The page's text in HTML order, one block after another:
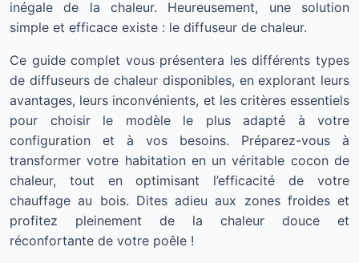
inégale de la chaleur. Heureusement, une solution
simple et efficace existe : le diffuseur de chaleur.
Ce guide complet vous présentera les différents types
de diffuseurs de chaleur disponibles, en explorant leurs
avantages, leurs inconvénients, et les critères essentiels
pour choisir le modèle le plus adapté à votre
configuration et à vos besoins. Préparez-vous à
transformer votre habitation en un véritable cocon de
chaleur, tout en optimisant l’efficacité de votre
chauffage au bois. Dites adieu aux zones froides et
profitez pleinement de la chaleur douce et
réconfortante de votre poêle !